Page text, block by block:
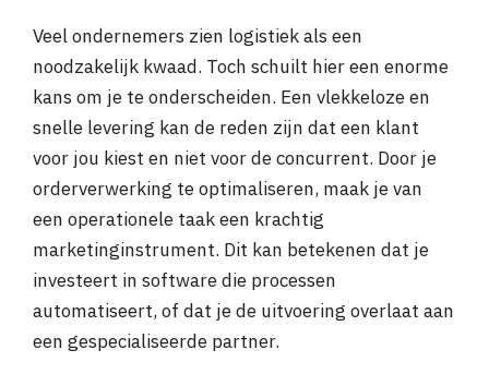
Veel ondernemers zien logistiek als een
noodzakelijk kwaad. Toch schuilt hier een enorme
kans om je te onderscheiden. Een vlekkeloze en
snelle levering kan de reden zijn dat een klant
voor jou kiest en niet voor de concurrent. Door je
orderverwerking te optimaliseren, maak je van
een operationele taak een krachtig
marketinginstrument. Dit kan betekenen dat je
investeert in software die processen
automatiseert, of dat je de uitvoering overlaat aan
een gespecialiseerde partner.